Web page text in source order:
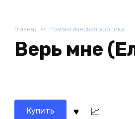
Главная Романтическая эротика
Верь мне
Купить